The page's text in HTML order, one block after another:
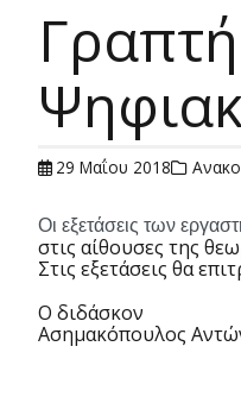
29 Μαΐου 2018
Οι εξετάσεις των
στις αίθουσες της
Στις εξετάσεις θα
Ο διδάσκον
Ασημακόπουλος